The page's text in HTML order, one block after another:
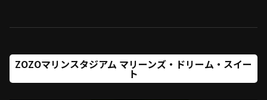
ZOZOマリンスタジアム マリーンズ・ドリーム・スイー
ト